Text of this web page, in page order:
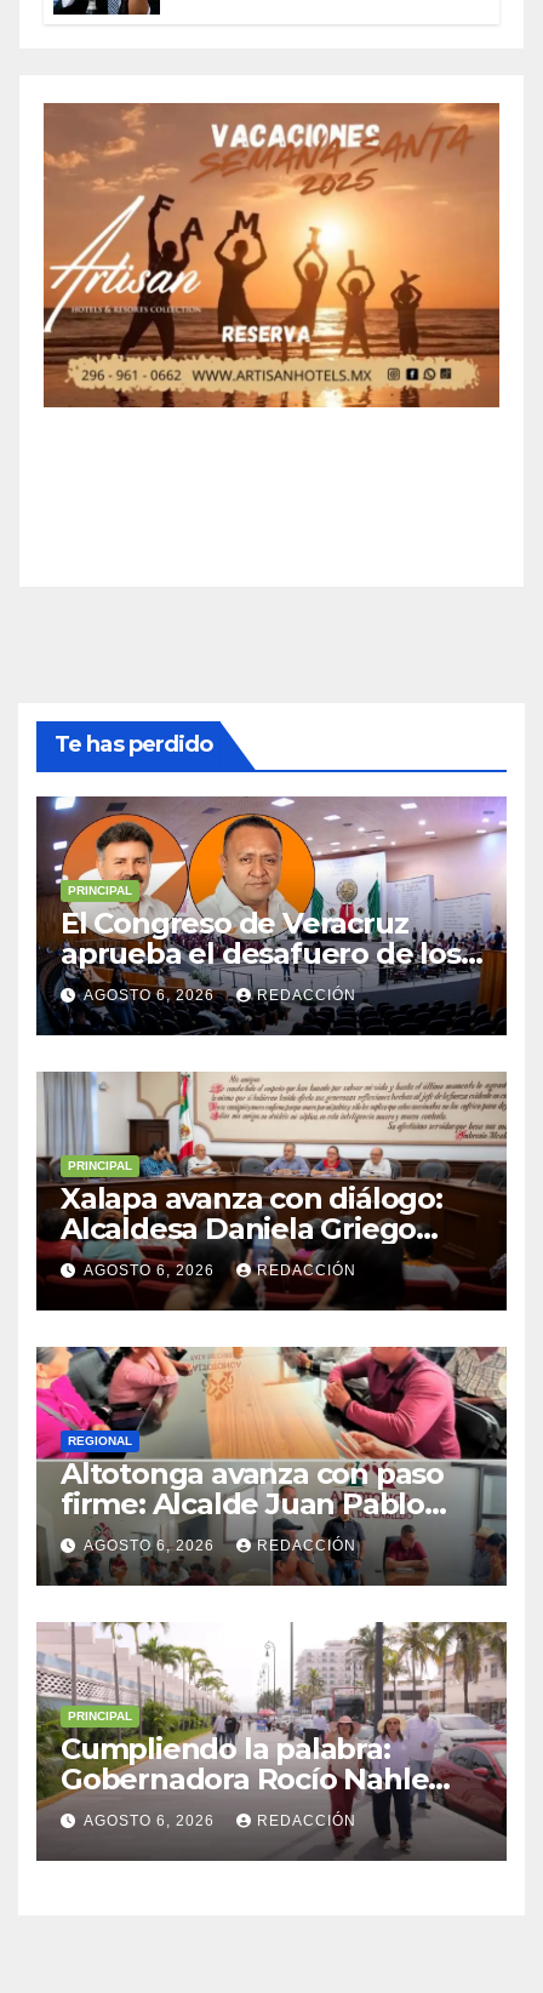
Te has perdido
PRINCIPAL
El Congreso de Veracruz
aprueba el desafuero de los
alcaldes de Ixhuatlán del
Sureste y Úrsulo Galván para
que enfrenten a la justicia
AGOSTO 6, 2026 REDACCIÓN
PRINCIPAL
Xalapa avanza con diálogo:
Alcaldesa Daniela Griego
Ceballos impulsa obras y
servicios para colonias del
municipio
AGOSTO 6, 2026 REDACCIÓN
REGIONAL
Altotonga avanza con paso
firme: Alcalde Juan Pablo
Becerra encabeza mesa de
diálogo con habitantes de
Malacatepec
AGOSTO 6, 2026 REDACCIÓN
PRINCIPAL
Cumpliendo la palabra:
Gobernadora Rocío Nahle
impulsa la gran rehabilitación
del Centro Histórico de
Veracruz
AGOSTO 6, 2026 REDACCIÓN